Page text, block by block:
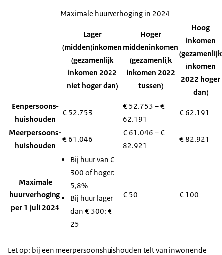
Maximale huurverhoging in 2024
Lager
(midden)inkomen
(gezamenlijk
inkomen 2022
niet hoger dan)
Hoger
middeninkomen
(gezamenlijk
inkomen 2022
tussen)
Hoog
inkomen
(gezamenlijk
inkomen
2022 hoger
dan)
Eenpersoons-
huishouden
€ 52.753
€ 52.753 – €
62.191
€ 62.191
Meerpersoons-
huishouden
€ 61.046
€ 61.046 – €
82.921
€ 82.921
Maximale
huurverhoging
per 1 juli 2024
Bij huur van €
300 of hoger:
5,8%
Bij huur lager
dan € 300: €
25
€ 50 € 100
Let op: bij een meerpersoonshuishouden telt van inwonende